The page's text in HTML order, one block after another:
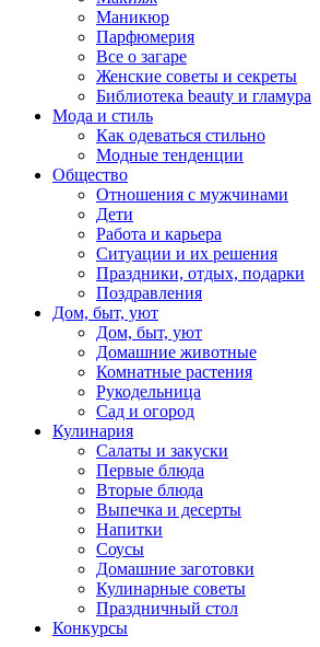
Маникюр
Парфюмерия
Все о загаре
Женские советы и секреты
Библиотека beauty и гламура
Мода и стиль
Как одеваться стильно
Модные тенденции
Общество
Отношения с мужчинами
Дети
Работа и карьера
Ситуации и их решения
Праздники, отдых, подарки
Поздравления
Дом, быт, уют
Дом, быт, уют
Домашние животные
Комнатные растения
Рукодельница
Сад и огород
Кулинария
Салаты и закуски
Первые блюда
Вторые блюда
Выпечка и десерты
Напитки
Соусы
Домашние заготовки
Кулинарные советы
Праздничный стол
Конкурсы